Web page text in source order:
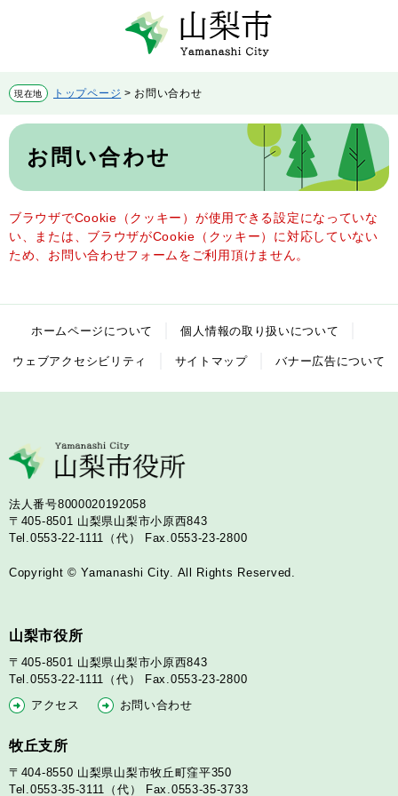
先
頭
す。
を
飛
し
本
へ
現在地 トップページ > お問い合わせ
本
お問い合わせ
ブラウザでCookie（クッキー）が使用できる設定になっていな
い、または、ブラウザがCookie（クッキー）に対応していない
ため、お問い合わせフォームをご利用頂けません。
ホームページについて 個人情報の取り扱いについて
ウェブアクセシビリティ サイトマップ バナー広告について
法人番号8000020192058
〒405-8501 山梨県山梨市小原西843
Tel.0553-22-1111（代）
Fax.0553-23-2800
Copyright © Yamanashi City. All Rights Reserved.
山梨市役所
〒405-8501 山梨県山梨市小原西843
Tel.0553-22-1111（代）
Fax.0553-23-2800
アクセス
お問い合わせ
牧丘支所
〒404-8550 山梨県山梨市牧丘町窪平350
Tel.0553-35-3111（代）
Fax.0553-35-3733